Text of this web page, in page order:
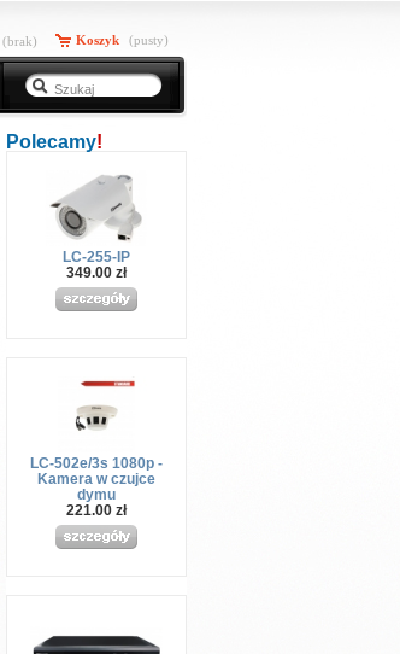
(brak) Koszyk (pusty)
Polecamy!
LC-255-IP
349.00 zł
LC-502e/3s 1080p -
Kamera w czujce
dymu
221.00 zł